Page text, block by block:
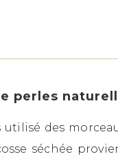
perles
utilisé des
séchée